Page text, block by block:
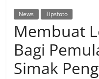
News Tipsfoto
Membuat
Bagi
Simak